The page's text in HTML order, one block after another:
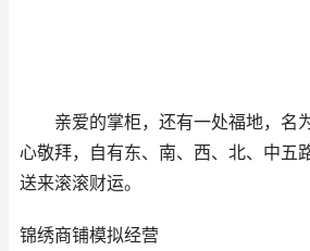
亲爱的掌柜，还有一处福地，名为
心敬拜，自有东、南、西、北、中五
送来滚滚财运。
锦绣商铺模拟经营